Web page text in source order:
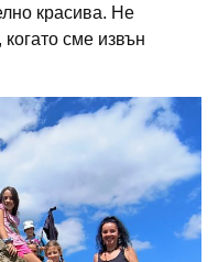
красива. Не
сме извън